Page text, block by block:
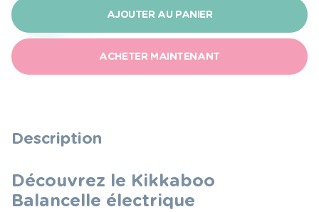
Kikkaboo
Balancelle
électrique
Zazu
AJOUTER AU PANIER
ACHETER MAINTENANT
Description
Découvrez le Kikkaboo
Balancelle électrique